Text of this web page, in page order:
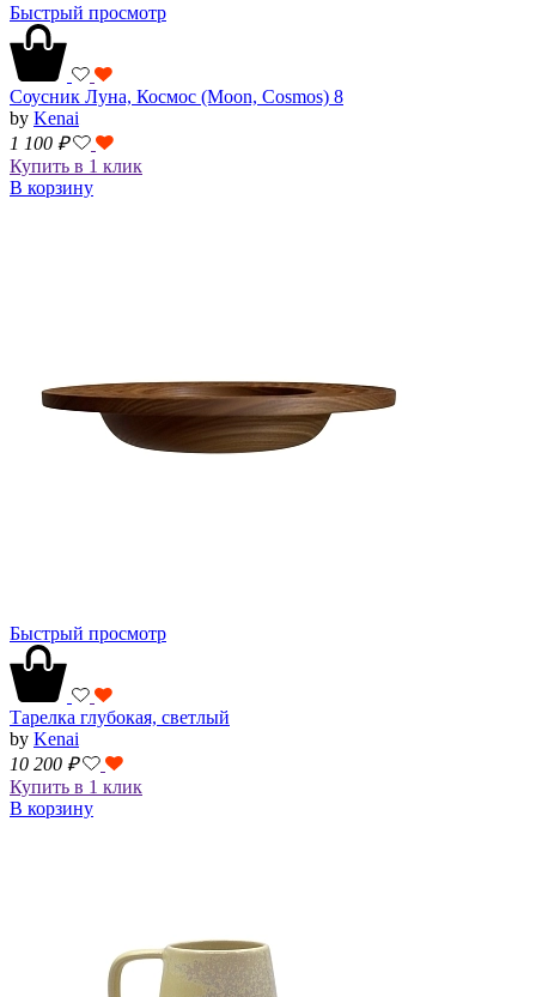
Быстрый просмотр
Соусник Луна, Космос (Moon, Cosmos) 8
by Kenai
1 100 ₽
Купить в 1 клик
В корзину
Быстрый просмотр
Тарелка глубокая, светлый
by Kenai
10 200 ₽
Купить в 1 клик
В корзину